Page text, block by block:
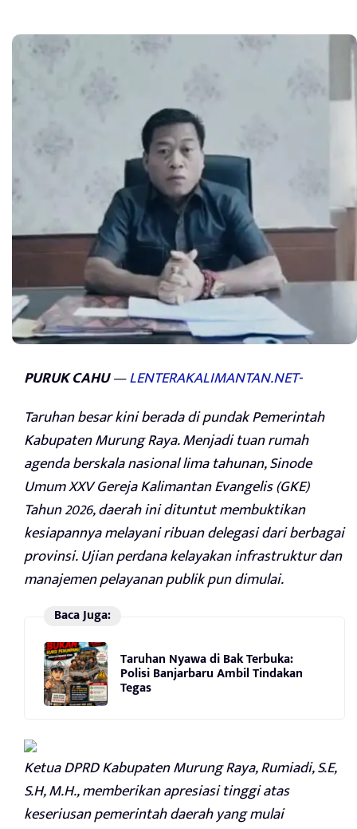
PURUK CAHU—LENTERAKALIMANTAN.NET-
Taruhan besar kini berada di pundak Pemerintah
Kabupaten Murung Raya. Menjadi tuan rumah
agenda berskala nasional lima tahunan, Sinode
Umum XXV Gereja Kalimantan Evangelis (GKE)
Tahun 2026, daerah ini dituntut membuktikan
kesiapannya melayani ribuan delegasi dari berbagai
provinsi. Ujian perdana kelayakan infrastruktur dan
manajemen pelayanan publik pun dimulai.
Baca Juga:
Taruhan Nyawa di Bak Terbuka:
Polisi Banjarbaru Ambil Tindakan
Tegas
Ketua DPRD Kabupaten Murung Raya, Rumiadi, S.E,
S.H, M.H., memberikan apresiasi tinggi atas
keseriusan pemerintah daerah yang mulai